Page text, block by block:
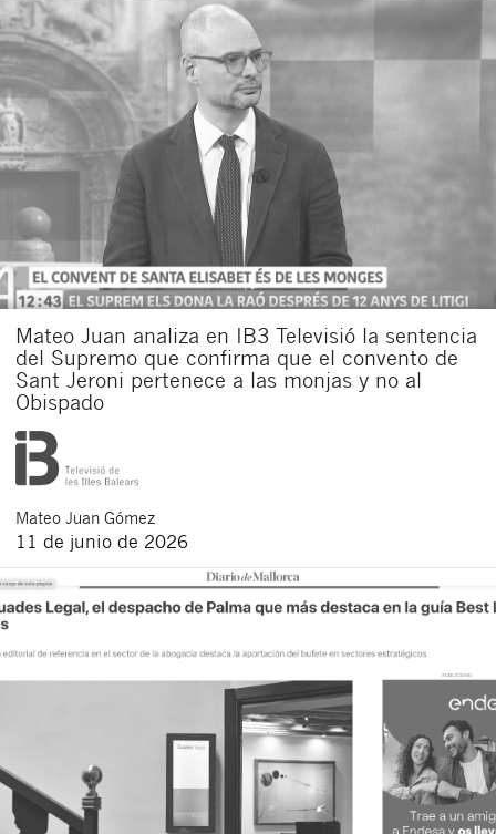
Mateo Juan analiza en IB3 Televisió la sentencia
del Supremo que confirma que el convento de
Sant Jeroni pertenece a las monjas y no al
Obispado
Mateo Juan Gómez
11 de junio de 2026